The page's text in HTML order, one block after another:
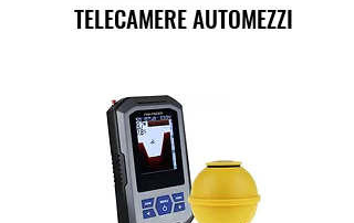
TELECAMERE AUTOMEZZI